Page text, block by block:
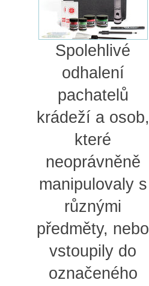
Spolehlivé
odhalení
pachatelů
krádeží a osob,
které
neoprávněně
manipulovaly s
různými
předměty, nebo
vstoupily do
označeného